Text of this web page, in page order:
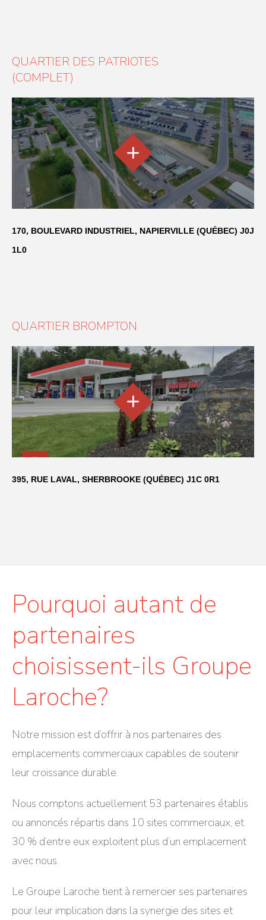
QUARTIER DES PATRIOTES
(COMPLET)
170, BOULEVARD INDUSTRIEL, NAPIERVILLE (QUÉBEC) J0J
1L0
QUARTIER BROMPTON
395, RUE LAVAL, SHERBROOKE (QUÉBEC) J1C 0R1
Pourquoi autant de
partenaires
choisissent-ils Groupe
Laroche?
Notre mission est d’offrir à nos partenaires des
emplacements commerciaux capables de soutenir
leur croissance durable.
Nous comptons actuellement 53 partenaires établis
ou annoncés répartis dans 10 sites commerciaux, et
30 % d’entre eux exploitent plus d’un emplacement
avec nous.
Le Groupe Laroche tient à remercier ses partenaires
pour leur implication dans la synergie des sites et